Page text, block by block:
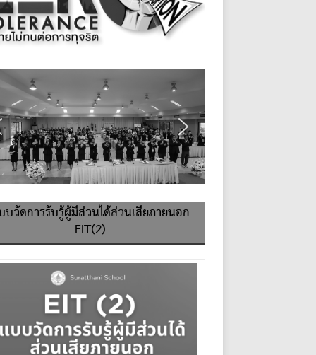
วัดการรับรู้ผู้มีส่วนได้ส่วนเสียภายนอก
EIT(2)